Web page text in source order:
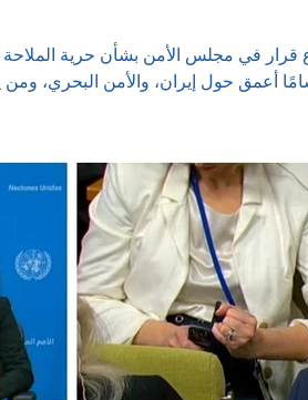
قرار في مجلس الأمن بشأن حرية
أعمق حول إيران، والأمن البحري،